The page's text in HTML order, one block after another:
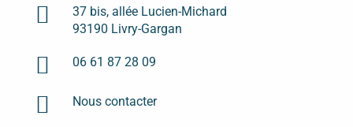

37 bis, allée Lucien-Michard
93190 Livry-Gargan
 06 61 87 28 09
 Nous contacter